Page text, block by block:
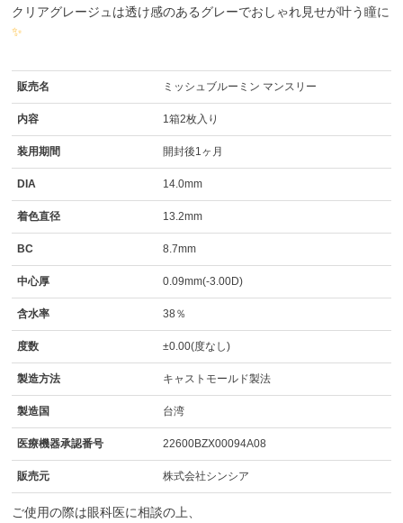
クリアグレージュは透け感のあるグレーでおしゃれ見せが叶う瞳に
✨
販売名 ミッシュブルーミン マンスリー
内容 1箱2枚入り
装用期間 開封後1ヶ月
DIA 14.0mm
着色直径 13.2mm
BC 8.7mm
中心厚 0.09mm(-3.00D)
含水率 38％
度数 ±0.00(度なし)
製造方法 キャストモールド製法
製造国 台湾
医療機器承認番号 22600BZX00094A08
販売元 株式会社シンシア
ご使用の際は眼科医に相談の上、